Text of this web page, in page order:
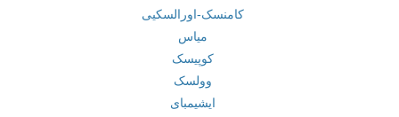
کامنسک-اورالسکیی
میاس
کوپیسک
وولسک
ایشیمبای